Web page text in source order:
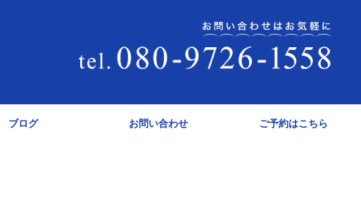
ブログ お問い合わせ ご予約はこちら